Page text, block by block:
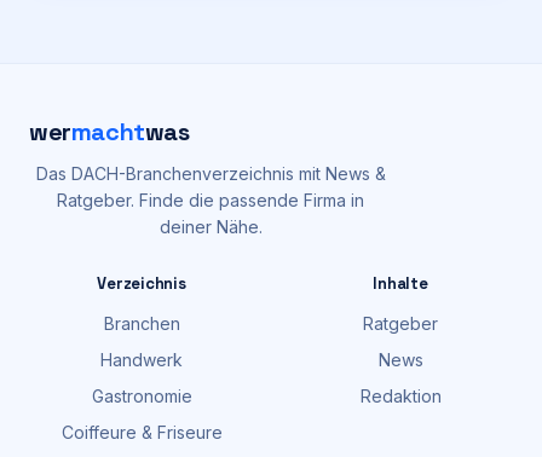
wermachtwas
Das DACH-Branchenverzeichnis mit News &
Ratgeber. Finde die passende Firma in
deiner Nähe.
Verzeichnis
Branchen
Handwerk
Gastronomie
Coiffeure & Friseure
Inhalte
Ratgeber
News
Redaktion